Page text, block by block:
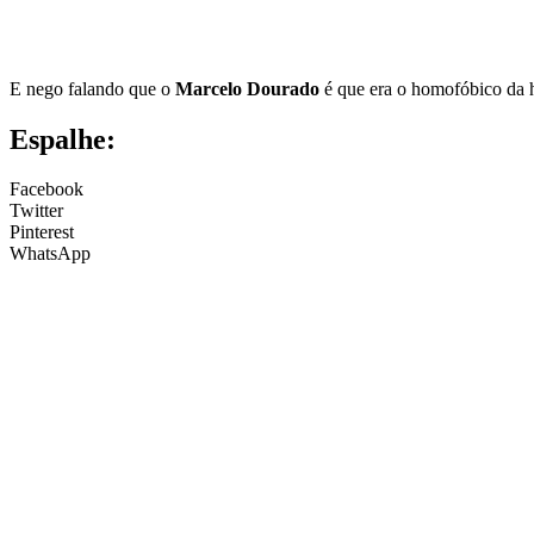
E nego falando que o Marcelo Dourado é que era o homofóbico
Espalhe:
Facebook
Twitter
Pinterest
WhatsApp